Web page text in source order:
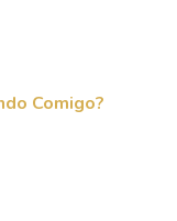
Comigo?